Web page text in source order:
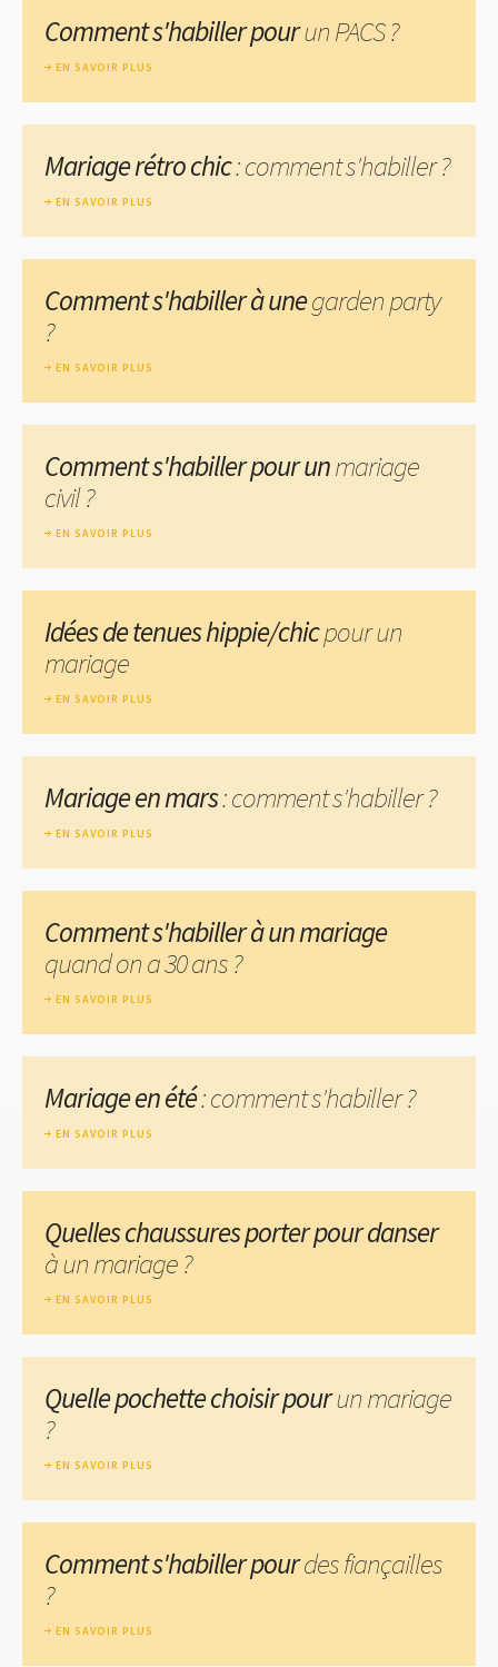
Comment s'habiller pourun PACS ?
EN SAVOIR PLUS
Mariage rétro chic: comment s'habiller ?
EN SAVOIR PLUS
Comment s'habiller à unegarden party
?
EN SAVOIR PLUS
Comment s'habiller pour unmariage
civil ?
EN SAVOIR PLUS
Idées de tenues hippie/chicpour un
mariage
EN SAVOIR PLUS
Mariage en mars: comment s'habiller ?
EN SAVOIR PLUS
Comment s'habiller à un mariage
quand on a 30 ans ?
EN SAVOIR PLUS
Mariage en été: comment s'habiller ?
EN SAVOIR PLUS
Quelles chaussures porter pour danser
à un mariage ?
EN SAVOIR PLUS
Quelle pochette choisir pourun mariage
?
EN SAVOIR PLUS
Comment s'habiller pourdes fiançailles
?
EN SAVOIR PLUS